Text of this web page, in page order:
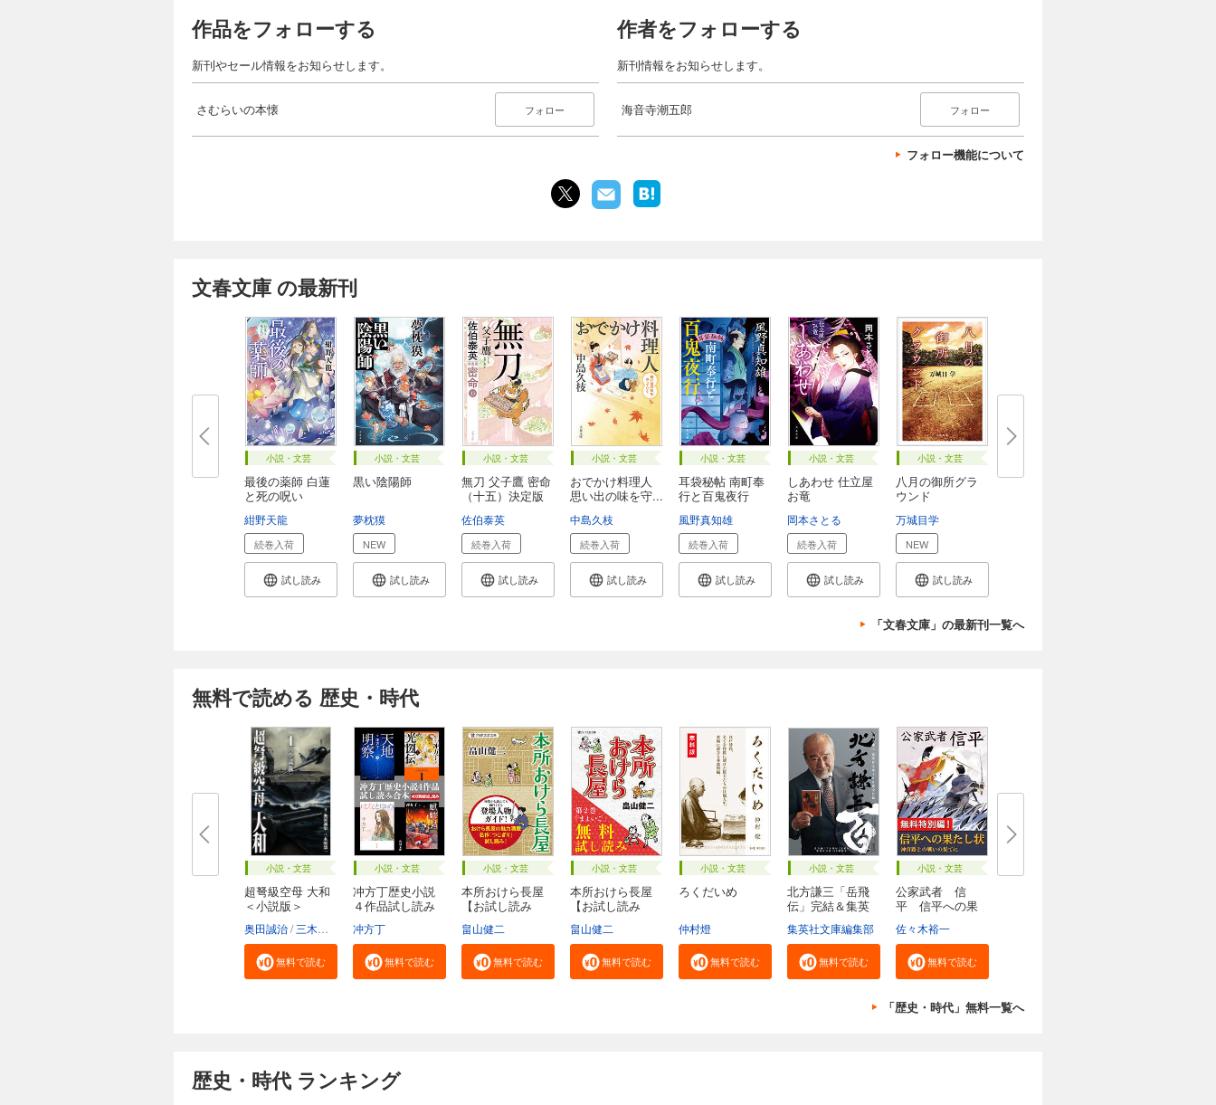
作品をフォローする
新刊やセール情報をお知らせします。
さむらいの本懐 フォロー
作者をフォローする
新刊情報をお知らせします。
海音寺潮五郎 フォロー
フォロー機能について
文春文庫 の最新刊
小説・文芸
最後の薬師 白蓮
と死の呪い
紺野天龍
続巻入荷
試し読み
小説・文芸
黒い陰陽師
夢枕獏
NEW
試し読み
小説・文芸
無刀 父子鷹 密命
（十五）決定版
佐伯泰英
続巻入荷
試し読み
小説・文芸
おでかけ料理人
思い出の味を守...
中島久枝
続巻入荷
試し読み
小説・文芸
耳袋秘帖 南町奉
行と百鬼夜行
風野真知雄
続巻入荷
試し読み
小説・文芸
しあわせ 仕立屋
お竜
岡本さとる
続巻入荷
試し読み
小説・文芸
八月の御所グラ
ウンド
万城目学
NEW
試し読み
「文春文庫」の最新刊一覧へ
無料で読める 歴史・時代
小説・文芸
超弩級空母 大和
＜小説版＞
奥田誠治 三木原慧一
無料で読む
小説・文芸
冲方丁歴史小説
４作品試し読み
冲方丁
無料で読む
小説・文芸
本所おけら長屋
【お試し読み
畠山健二
無料で読む
小説・文芸
本所おけら長屋
【お試し読み
畠山健二
無料で読む
小説・文芸
ろくだいめ
仲村燈
無料で読む
小説・文芸
北方謙三「岳飛
伝」完結＆集英
集英社文庫編集部
無料で読む
小説・文芸
公家武者 信
平 信平への果
佐々木裕一
無料で読む
「歴史・時代」無料一覧へ
歴史・時代 ランキング